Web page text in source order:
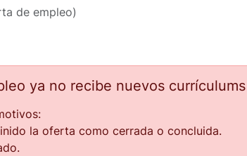
de empleo)
ya no recibe nuevos currículums
la oferta como cerrada o concluida.